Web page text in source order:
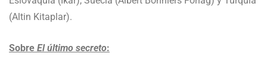
(Altin Kitaplar).
Sobre El último secreto: